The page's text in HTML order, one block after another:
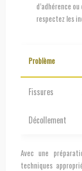
d’adhérence
respectez les
Problème
Fissures
Décollement
Avec une
techniques